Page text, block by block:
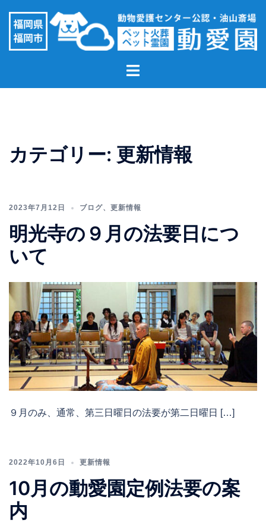
ト
ュ
ー
カテゴリー: 更新情報
2023年7月12日 ブログ、 更新情報
明光寺の９月の法要日につ
いて
９月のみ、通常、第三日曜日の法要が第二日曜日 […]
2022年10月6日 更新情報
10月の動愛園定例法要の案
内